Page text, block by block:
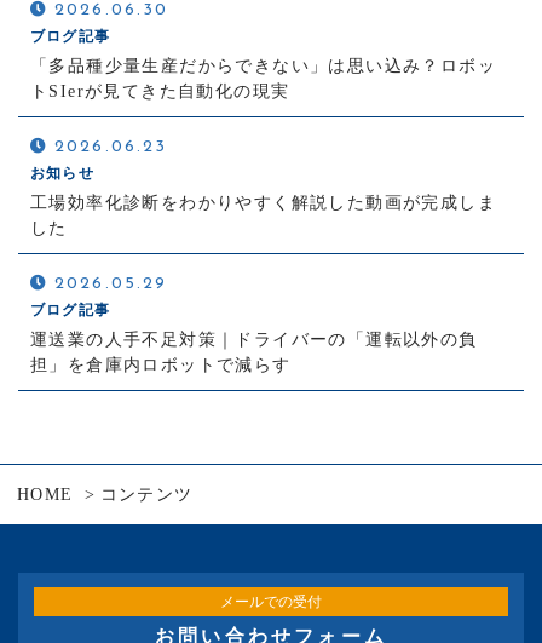
2026.06.30
ブログ記事
「多品種少量生産だからできない」は思い込み？ロボッ
トSIerが見てきた自動化の現実
2026.06.23
お知らせ
工場効率化診断をわかりやすく解説した動画が完成しま
した
2026.05.29
ブログ記事
運送業の人手不足対策｜ドライバーの「運転以外の負
担」を倉庫内ロボットで減らす
HOME コンテンツ
メールでの受付
お問い合わせフォーム